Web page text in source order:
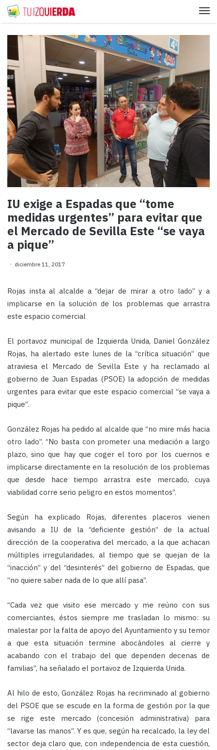
IU exige a Espadas que “tome
medidas urgentes” para evitar que
el Mercado de Sevilla Este “se vaya
a pique”
diciembre 11, 2017
Rojas insta al alcalde a “dejar de mirar a otro lado” y a
implicarse en la solución de los problemas que arrastra
este espacio comercial
El portavoz municipal de Izquierda Unida, Daniel González
Rojas, ha alertado este lunes de la “crítica situación” que
atraviesa el Mercado de Sevilla Este y ha reclamado al
gobierno de Juan Espadas (PSOE) la adopción de medidas
urgentes para evitar que este espacio comercial “se vaya a
pique”.
González Rojas ha pedido al alcalde que “no mire más hacia
otro lado”. “No basta con prometer una mediación a largo
plazo, sino que hay que coger el toro por los cuernos e
implicarse directamente en la resolución de los problemas
que desde hace tiempo arrastra este mercado, cuya
viabilidad corre serio peligro en estos momentos”.
Según ha explicado Rojas, diferentes placeros vienen
avisando a IU de la “deficiente gestión” de la actual
dirección de la cooperativa del mercado, a la que achacan
múltiples irregularidades, al tiempo que se quejan de la
“inacción” y del “desinterés” del gobierno de Espadas, que
“no quiere saber nada de lo que allí pasa”.
“Cada vez que visito ese mercado y me reúno con sus
comerciantes, éstos siempre me trasladan lo mismo: su
malestar por la falta de apoyo del Ayuntamiento y su temor
a que esta situación termine abocándoles al cierre y
acabando con el trabajo del que dependen decenas de
familias”, ha señalado el portavoz de Izquierda Unida.
Al hilo de esto, González Rojas ha recriminado al gobierno
del PSOE que se escude en la forma de gestión por la que
se rige este mercado (concesión administrativa) para
“lavarse las manos”. Y es que, según ha recalcado, la ley del
sector deja claro que, con independencia de esta cuestión,